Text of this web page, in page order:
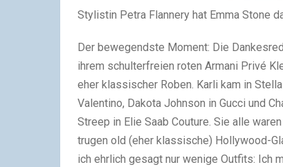
Stylistin Petra Flannery hat Emma Stone
Der bewegendste Moment: Die
ihrem schulterfreien roten Armani Privé
eher klassischer Roben. Karli kam in
Valentino, Dakota Johnson in Gucci und
Streep in Elie Saab Couture. Sie alle
trugen old (eher klassische) Hollywood-
ich ehrlich gesagt nur wenige Outfits: Ich